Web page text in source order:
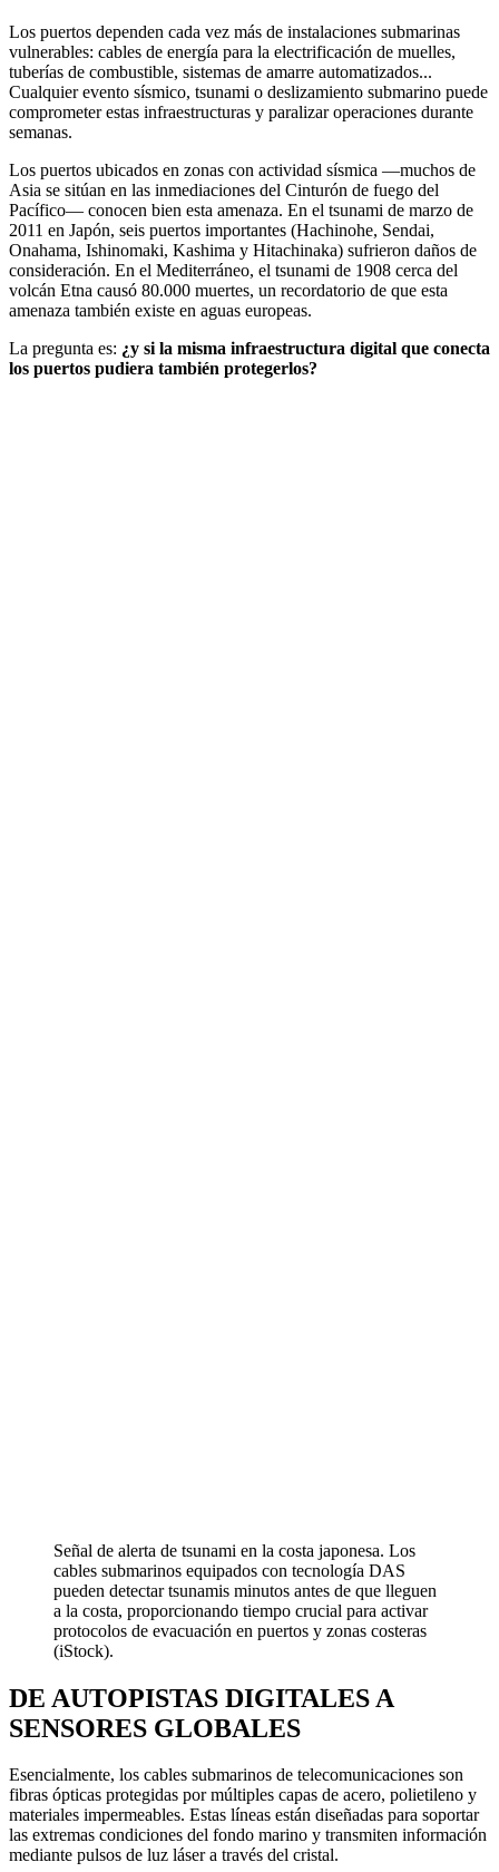
Los puertos dependen cada vez más de instalaciones submarinas
vulnerables: cables de energía para la electrificación de muelles,
tuberías de combustible, sistemas de amarre automatizados...
Cualquier evento sísmico, tsunami o deslizamiento submarino puede
comprometer estas infraestructuras y paralizar operaciones durante
semanas.
Los puertos ubicados en zonas con actividad sísmica —muchos de
Asia se sitúan en las inmediaciones del Cinturón de fuego del
Pacífico— conocen bien esta amenaza. En el tsunami de marzo de
2011 en Japón, seis puertos importantes (Hachinohe, Sendai,
Onahama, Ishinomaki, Kashima y Hitachinaka) sufrieron daños de
consideración. En el Mediterráneo, el tsunami de 1908 cerca del
volcán Etna causó 80.000 muertes, un recordatorio de que esta
amenaza también existe en aguas europeas.
La pregunta es: ¿y si la misma infraestructura digital que conecta
los puertos pudiera también protegerlos?
Señal de alerta de tsunami en la costa japonesa. Los
cables submarinos equipados con tecnología DAS
pueden detectar tsunamis minutos antes de que lleguen
a la costa, proporcionando tiempo crucial para activar
protocolos de evacuación en puertos y zonas costeras
(iStock).
DE AUTOPISTAS DIGITALES A
SENSORES GLOBALES
Esencialmente, los cables submarinos de telecomunicaciones son
fibras ópticas protegidas por múltiples capas de acero, polietileno y
materiales impermeables. Estas líneas están diseñadas para soportar
las extremas condiciones del fondo marino y transmiten información
mediante pulsos de luz láser a través del cristal.